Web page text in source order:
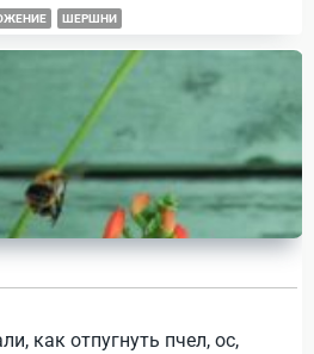
ШЕРШНИ
как отпугнуть пчел, ос,